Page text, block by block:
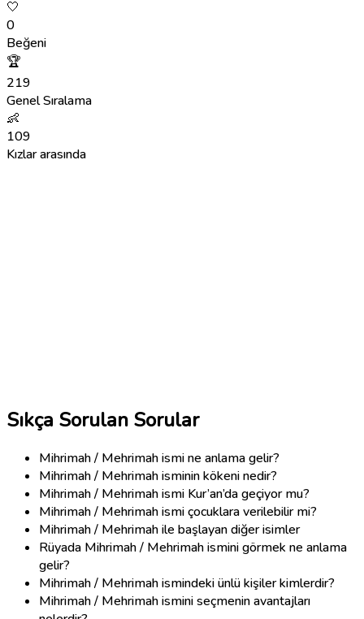
🤍
0
Beğeni
🏆
219
Genel Sıralama
👶
109
Kızlar arasında
Sıkça Sorulan Sorular
Mihrimah / Mehrimah ismi ne anlama gelir?
Mihrimah / Mehrimah isminin kökeni nedir?
Mihrimah / Mehrimah ismi Kur’an’da geçiyor mu?
Mihrimah / Mehrimah ismi çocuklara verilebilir mi?
Mihrimah / Mehrimah ile başlayan diğer isimler
Rüyada Mihrimah / Mehrimah ismini görmek ne anlama
gelir?
Mihrimah / Mehrimah ismindeki ünlü kişiler kimlerdir?
Mihrimah / Mehrimah ismini seçmenin avantajları